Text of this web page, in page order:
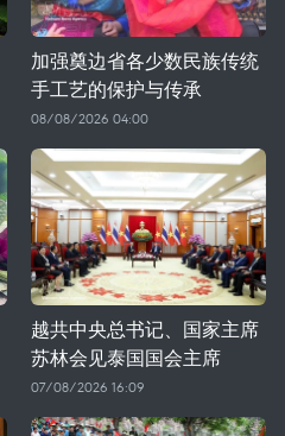
加强奠边省各少数民族传统
手工艺的保护与传承
08/08/2026 04:00
越共中央总书记、国家主席
苏林会见泰国国会主席
07/08/2026 16:09